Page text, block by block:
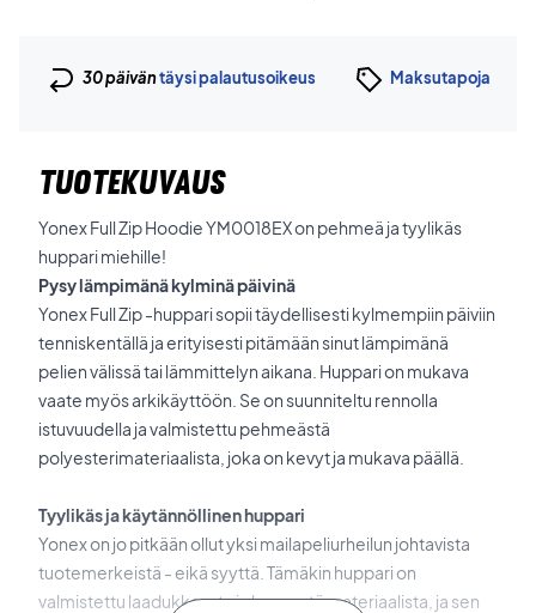
30 päiväntäysi palautusoikeus Maksutapoja
TUOTEKUVAUS
Yonex Full Zip Hoodie YM0018EX on pehmeä ja tyylikäs
huppari miehille!
Pysy lämpimänä kylminä päivinä
Yonex Full Zip -huppari sopii täydellisesti kylmempiin päiviin
tenniskentällä ja erityisesti pitämään sinut lämpimänä
pelien välissä tai lämmittelyn aikana. Huppari on mukava
vaate myös arkikäyttöön. Se on suunniteltu rennolla
istuvuudella ja valmistettu pehmeästä
polyesterimateriaalista, joka on kevyt ja mukava päällä.
Tyylikäs ja käytännöllinen huppari
Yonex on jo pitkään ollut yksi mailapeliurheilun johtavista
tuotemerkeistä - eikä syyttä. Tämäkin huppari on
valmistettu laadukkaasta ja kevyestä materiaalista, ja sen